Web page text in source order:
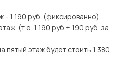
- 1 190 руб. (фиксированно)
(т.е. 1 190 руб.+ 190 руб. за
этаж будет стоить 1 380